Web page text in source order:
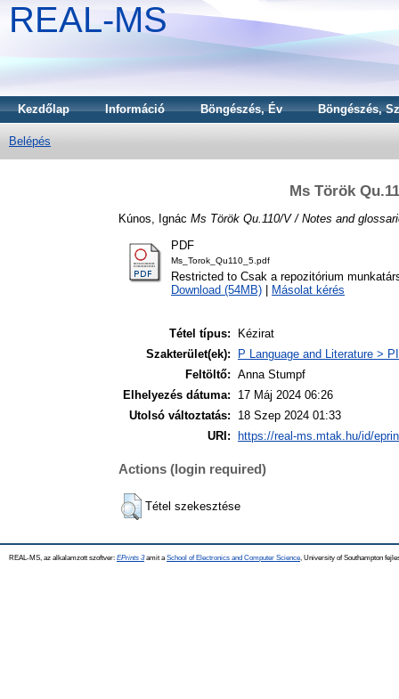
REAL-MS
Kezdőlap Információ Böngészés, Év Böngészés,
Belépés
Ms Török
Kúnos, Ignác Ms Török Qu.110/V / Notes and
PDF
Ms_Torok_Qu110_5.pdf
Restricted to Csak a repozitórium
Download (54MB)
Másolat kérés
Tétel típus:
Kézirat
Szakterület(ek):
P Language and Literature >
Feltöltő: Anna Stumpf
Elhelyezés dátuma:
17 Máj 2024 06:26
Utolsó változtatás:
18 Szep 2024 01:33
URI:
https://real-ms.mtak.hu/id/
Actions (login required)
Tétel szekesztése
REAL-MS, az alkalamzott szoftver: EPrints 3amit a School of Electronics and Computer Science , University of Southampton